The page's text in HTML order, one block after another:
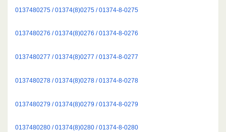
0137480275 / 01374(8)0275 / 01374-8-0275
0137480276 / 01374(8)0276 / 01374-8-0276
0137480277 / 01374(8)0277 / 01374-8-0277
0137480278 / 01374(8)0278 / 01374-8-0278
0137480279 / 01374(8)0279 / 01374-8-0279
0137480280 / 01374(8)0280 / 01374-8-0280